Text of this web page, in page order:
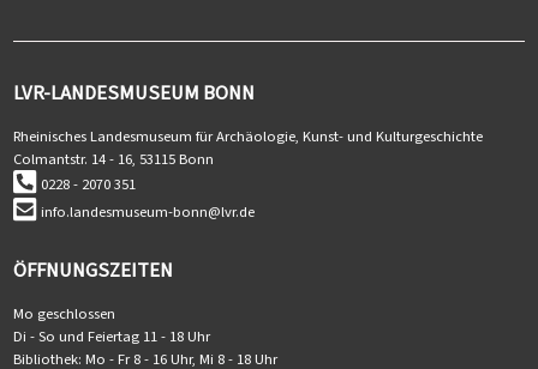
LVR-LANDESMUSEUM BONN
Rheinisches Landesmuseum für Archäologie, Kunst- und Kulturgeschichte
Colmantstr. 14 - 16, 53115 Bonn
0228 - 2070 351
info.landesmuseum-bonn@lvr.de
ÖFFNUNGSZEITEN
Mo geschlossen
Di - So und Feiertag 11 - 18 Uhr
Bibliothek: Mo - Fr 8 - 16 Uhr, Mi 8 - 18 Uhr